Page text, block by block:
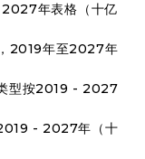
年表格（十亿
2019年至2027年
型按2019 - 2027
- 2027年（十